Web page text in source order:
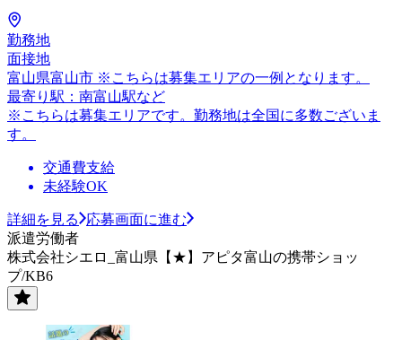
勤務地
面接地
富山県富山市 ※こちらは募集エリアの一例となります。
最寄り駅：南富山駅など
※こちらは募集エリアです。勤務地は全国に多数ございま
す。
交通費支給
未経験OK
詳細を見る
応募画面に進む
派遣労働者
株式会社シエロ_富山県【★】アピタ富山の携帯ショッ
プ/KB6